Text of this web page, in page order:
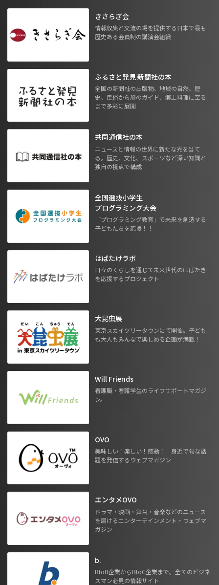
きさらぎ会
情報収集と交流の場を提供する日本で最も
歴史ある会員制の講演会組織
ふるさと発見 新聞社の本
全国の新聞社の出版物。地域の自然、歴
史、民俗から旅のガイド、郷土料理に至る
まで多彩に展開
共同通信社の本
ニュースと情報の世界に新たな光を当て
る。歴史、文化、スポーツなど深い知識と
独自の視点で構成
全国選抜小学生
プログラミング大会
「プログラミング教育」で未来を創造する
子どもたちを応援！！
はばたけラボ
日々のくらしを通じて未来世代のはばたき
を応援するプロジェクト
大昆虫展
東京スカイツリータウンにて開催。子ども
も大人もみんなで楽しめる企画が満載！
Will Friends
看護職・看護学生のライフサポートマガジ
ン。
OVO
美味しい！楽しい！感動！ 身近で旬な話
題を発信するウェブマガジン
エンタメOVO
ドラマ・映画・舞台・音楽などのニュース
を届けるエンターテインメント・ウェブマ
ガジン
b.
BtoB企業からBtoC企業まで。全てのビジネ
スマン必見の情報サイト